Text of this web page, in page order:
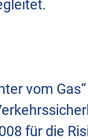
vom
für die